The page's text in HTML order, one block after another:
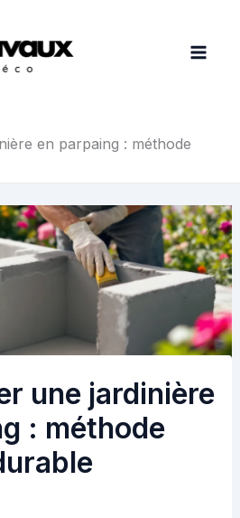
en parpaing : méthode
une jardinière
: méthode